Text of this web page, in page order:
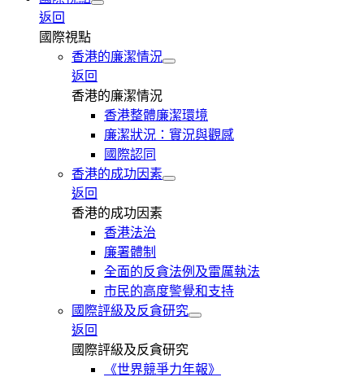
返回
國際視點
香港的廉潔情況
返回
香港的廉潔情況
香港整體廉潔環境
廉潔狀況：實況與觀感
國際認同
香港的成功因素
返回
香港的成功因素
香港法治
廉署體制
全面的反貪法例及雷厲執法
市民的高度警覺和支持
國際評級及反貪研究
返回
國際評級及反貪研究
《世界競爭力年報》